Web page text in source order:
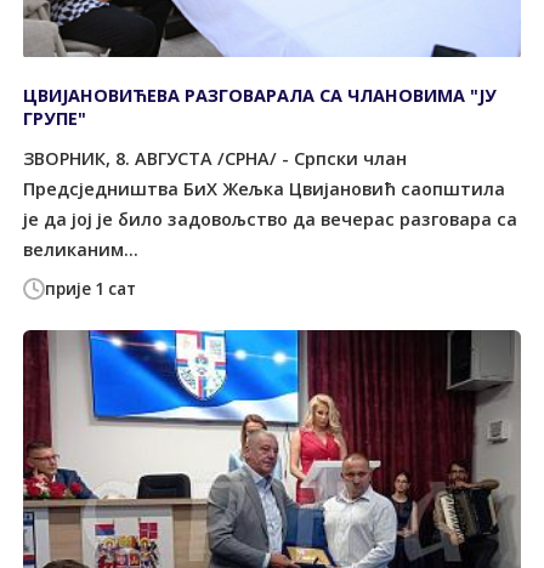
прије 1 сат
ЦВИЈАНОВИЋЕВА РАЗГОВАРАЛА СА ЧЛАНОВИМА "ЈУ
ГРУПЕ"
ЗВОРНИК, 8. АВГУСТА /СРНА/ - Српски члан
Предсједништва БиХ Жељка Цвијановић саопштила
је да јој је било задовољство да вечерас разговара са
великаним...